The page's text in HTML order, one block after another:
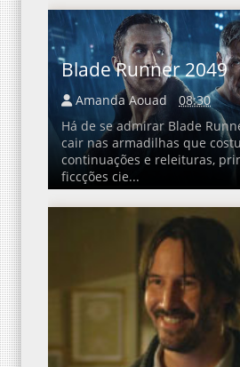
Blade Runner 2049
Amanda Aouad
08:30
Há de se admirar Blade
cair nas armadilhas que
continuações e releituras,
ficcções cie...